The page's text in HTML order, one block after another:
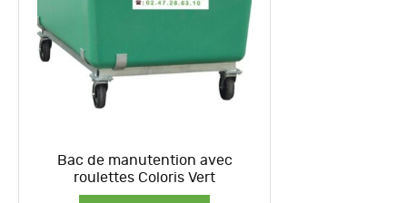
Bac de manutention avec
roulettes Coloris Vert